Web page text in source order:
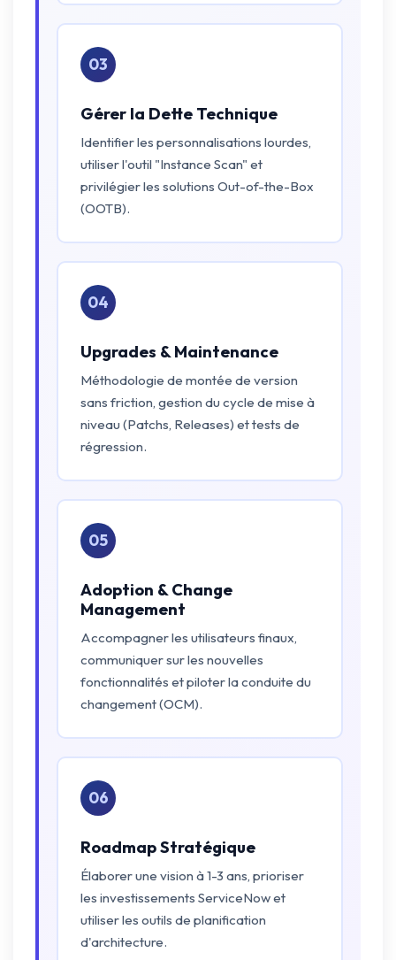
03
Gérer la Dette Technique
Identifier les personnalisations lourdes,
utiliser l'outil "Instance Scan" et
privilégier les solutions Out-of-the-Box
(OOTB).
04
Upgrades & Maintenance
Méthodologie de montée de version
sans friction, gestion du cycle de mise à
niveau (Patchs, Releases) et tests de
régression.
05
Adoption & Change
Management
Accompagner les utilisateurs finaux,
communiquer sur les nouvelles
fonctionnalités et piloter la conduite du
changement (OCM).
06
Roadmap Stratégique
Élaborer une vision à 1-3 ans, prioriser
les investissements ServiceNow et
utiliser les outils de planification
d'architecture.